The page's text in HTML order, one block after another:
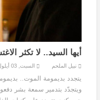
أيها السيد.. لا تكثر
نبيل الملحم السبت, 03 أيلول 2016
يتجدد بديمومة الموت..
ويتجدّد بتدمير سمعة بشر